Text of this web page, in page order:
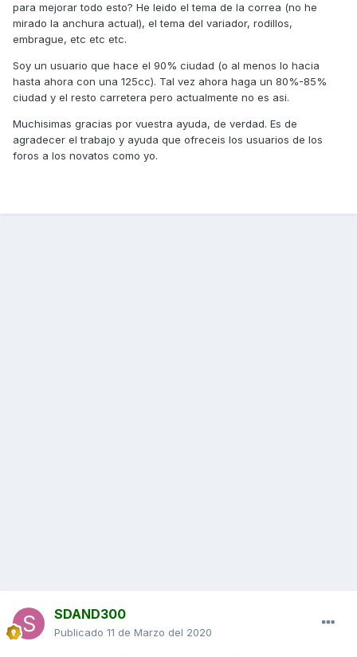
para mejorar todo esto? He leido el tema de la correa (no he
mirado la anchura actual), el tema del variador, rodillos,
embrague, etc etc etc.
Soy un usuario que hace el 90% ciudad (o al menos lo hacia
hasta ahora con una 125cc). Tal vez ahora haga un 80%-85%
ciudad y el resto carretera pero actualmente no es asi.
Muchisimas gracias por vuestra ayuda, de verdad. Es de
agradecer el trabajo y ayuda que ofreceis los usuarios de los
foros a los novatos como yo.
SDAND300
Publicado 11 de Marzo del 2020